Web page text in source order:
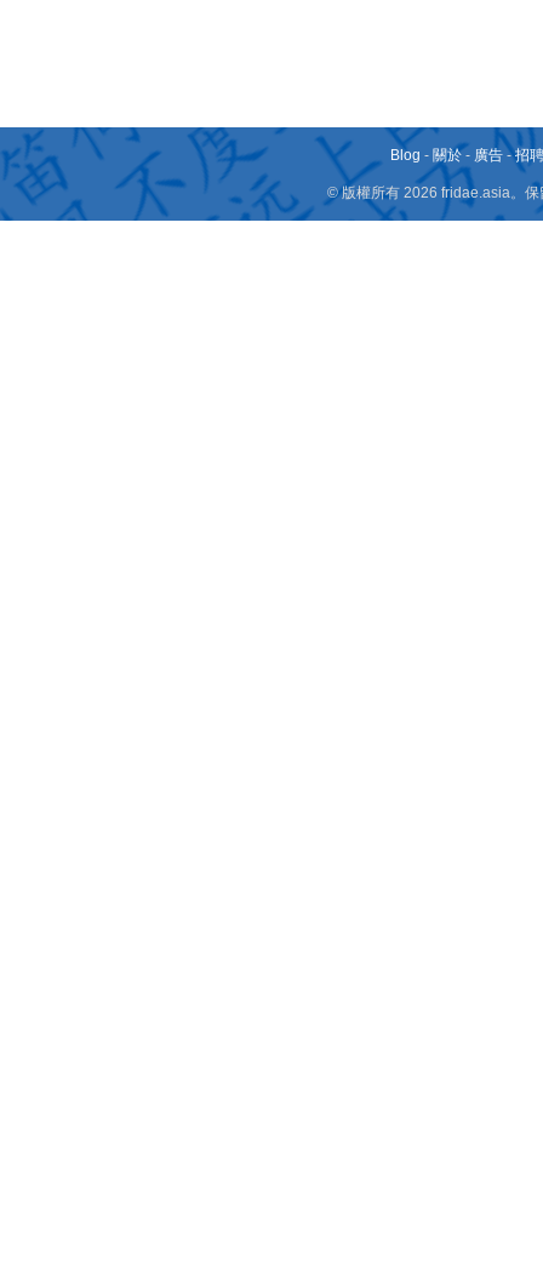
Blog - 關於 - 廣告 -招
© 版權所有 2026 fridae.asia。